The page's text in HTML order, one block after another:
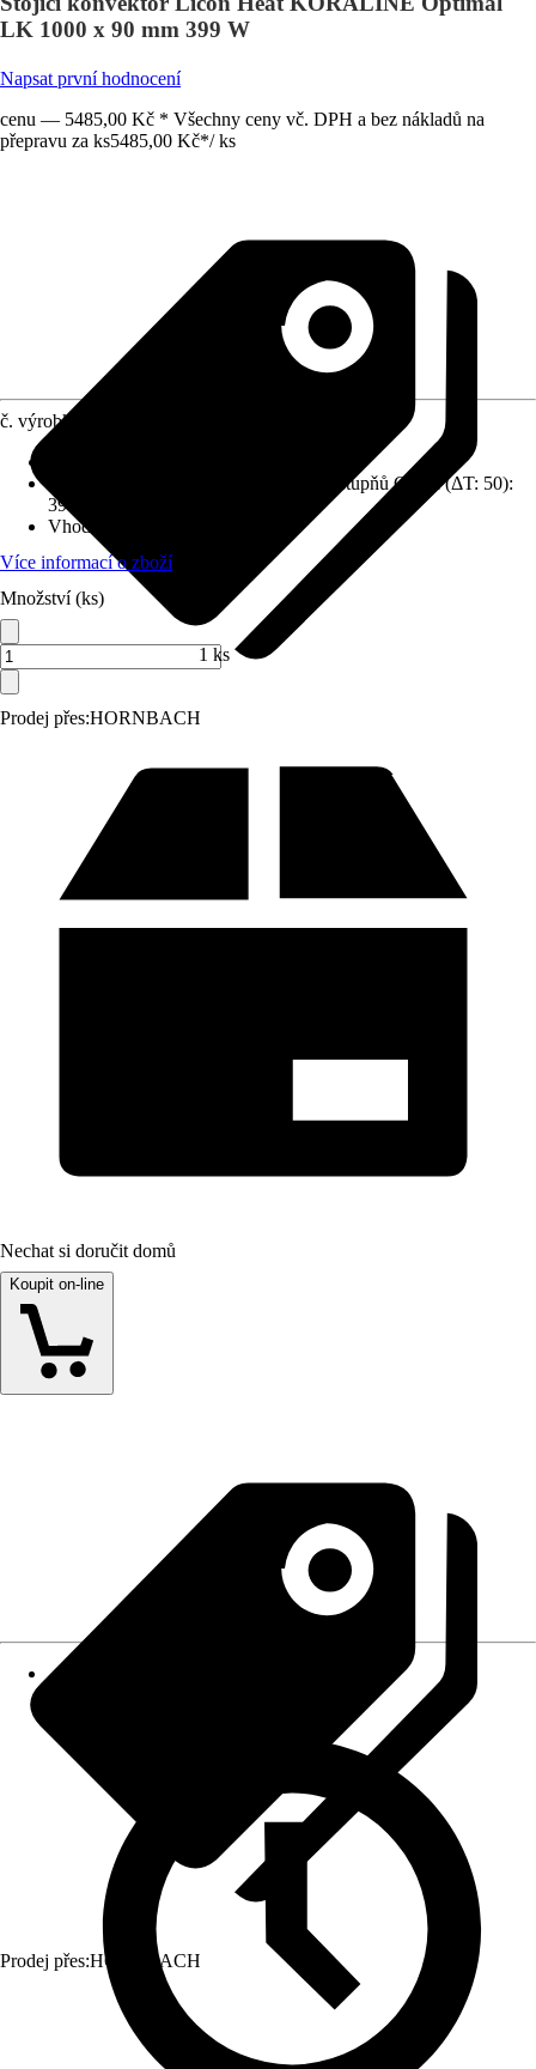
LK 1000 x 90 mm 399 W
Napsat první hodnocení
cenu — 5485,00 Kč * Všechny ceny vč. DPH a bez nákladů na
přepravu za ks5485,00 Kč*/ ks
Prodej přes:HORNBACH
č. výrobku
Tepelný výkon při přívodní teplotě 75 stupňů Celsia (ΔT: 50):
399 W
Vhodné pro
Více informací o zboží
Množství (ks)
1 ks
Nechat si doručit domů
Koupit on-line
Prodej přes:HORNBACH